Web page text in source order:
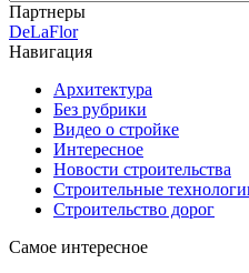
Партнеры
DeLaFlor
Навигация
Архитектура
Без рубрики
Видео о стройке
Интересное
Новости строительства
Строительные
Строительство дорог
Самое интересное